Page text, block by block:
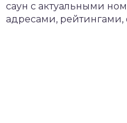
саун с актуальными
адресами, рейтингами,